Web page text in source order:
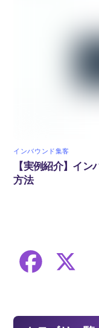
インバウンド集客
【実例紹介】イ
方法